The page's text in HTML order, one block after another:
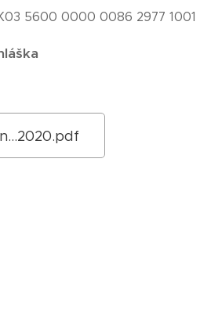
5600 0000 0086 2977 1001